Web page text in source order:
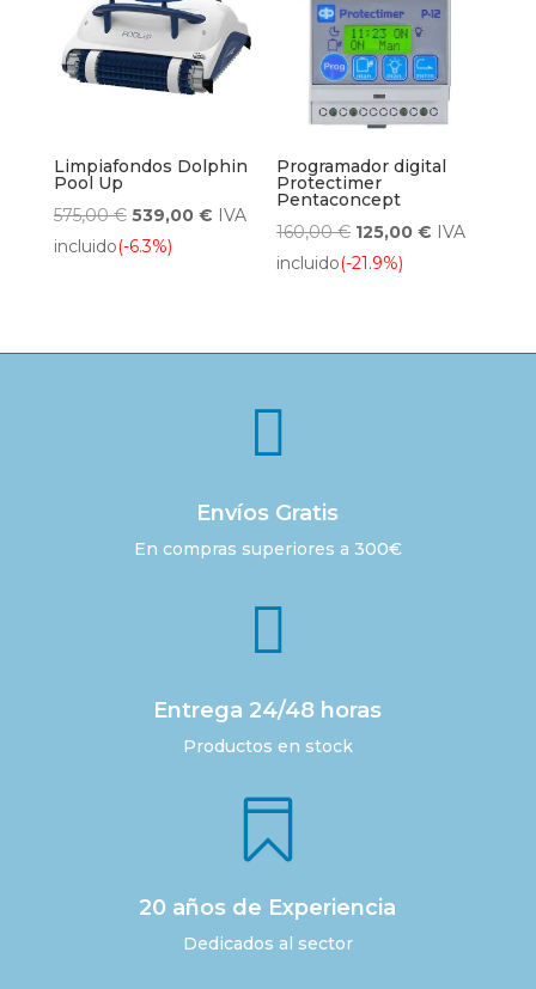
Limpiafondos Dolphin
Pool Up
575,00€ El
precio
539,00 €ElIVA
incluido(-6.3%)
Programador digital
Protectimer
Pentaconcept
160,00€ El
precio
160,00 €.
125,00€ El
125,00 €.
IVA
incluido(-21.9%)

Envíos Gratis
En compras superiores a 300€

Entrega 24/48 horas
Productos en stock

20 años de Experiencia
Dedicados al sector